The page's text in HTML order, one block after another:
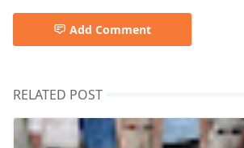
Add Comment
RELATED POST